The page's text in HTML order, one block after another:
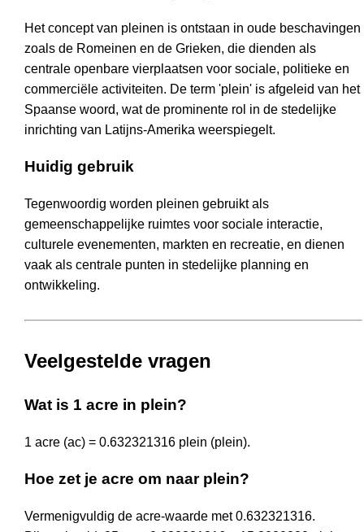
Het concept van pleinen is ontstaan in oude beschavingen
zoals de Romeinen en de Grieken, die dienden als
centrale openbare vierplaatsen voor sociale, politieke en
commerciële activiteiten. De term 'plein' is afgeleid van het
Spaanse woord, wat de prominente rol in de stedelijke
inrichting van Latijns-Amerika weerspiegelt.
Huidig gebruik
Tegenwoordig worden pleinen gebruikt als
gemeenschappelijke ruimtes voor sociale interactie,
culturele evenementen, markten en recreatie, en dienen
vaak als centrale punten in stedelijke planning en
ontwikkeling.
Veelgestelde vragen
Wat is 1 acre in plein?
1 acre (ac) = 0.632321316 plein (plein).
Hoe zet je acre om naar plein?
Vermenigvuldig de acre-waarde met 0.632321316.